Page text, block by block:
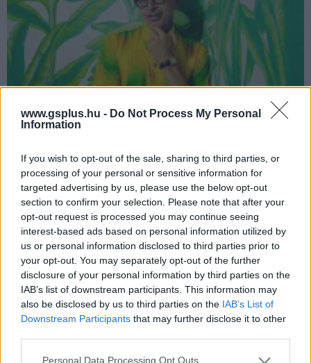
www.gsplus.hu - Do Not Process My Personal
Information
If you wish to opt-out of the sale, sharing to third parties, or
processing of your personal or sensitive information for
targeted advertising by us, please use the below opt-out
section to confirm your selection. Please note that after your
opt-out request is processed you may continue seeing
interest-based ads based on personal information utilized by
us or personal information disclosed to third parties prior to
your opt-out. You may separately opt-out of the further
disclosure of your personal information by third parties on the
IAB’s list of downstream participants. This information may
also be disclosed by us to third parties on the IAB’s List of
Downstream Participants that may further disclose it to other
Please note that this website/app uses one or more Google
Personal Data Processing Opt Outs
Tíz dolog, amit talán nem tudtál Jeff Goldblumról
A művészet bűvöletében.